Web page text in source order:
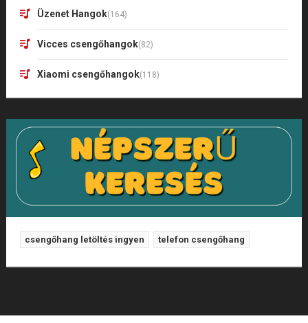
Üzenet Hangok(164)
Vicces csengőhangok(82)
Xiaomi csengőhangok(118)
csengőhang letöltés ingyen telefon csengőhang